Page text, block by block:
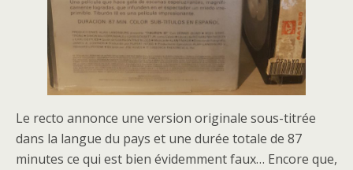
Le recto annonce une version originale sous-titrée
dans la langue du pays et une durée totale de 87
minutes ce qui est bien évidemment faux… Encore que,